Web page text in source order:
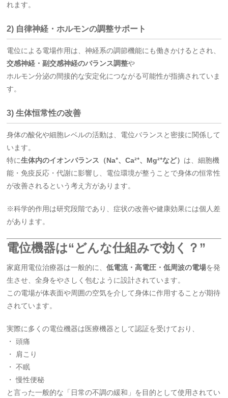
れます。
2) 自律神経・ホルモンの調整サポート
電位による電場作用は、神経系の調節機能にも働きかけるとされ、
交感神経・副交感神経のバランス調整や
ホルモン分泌の間接的な安定化につながる可能性が指摘されていま
す。
3) 生体恒常性の改善
身体の酸化や細胞レベルの活動は、電位バランスと密接に関係して
います。
特に生体内のイオンバランス（Na⁺、Ca²⁺、Mg²⁺など） は、細胞機
能・免疫反応・代謝に影響し、電位環境が整うことで身体の恒常性
が改善されるという考え方があります。
※科学的作用は研究段階であり、症状の改善や健康効果には個人差
があります。
電位機器は“どんな仕組みで効く？”
家庭用電位治療器は一般的に、低電流・高電圧・低周波の電場を発
生させ、全身をやさしく包むように設計されています。
この電場が体表面や周囲の空気を介して身体に作用することが期待
されています。
実際に多くの電位機器は医療機器として認証を受けており、
・ 頭痛
・ 肩こり
・ 不眠
・ 慢性便秘
と言った一般的な「日常の不調の緩和」を目的として使用されてい